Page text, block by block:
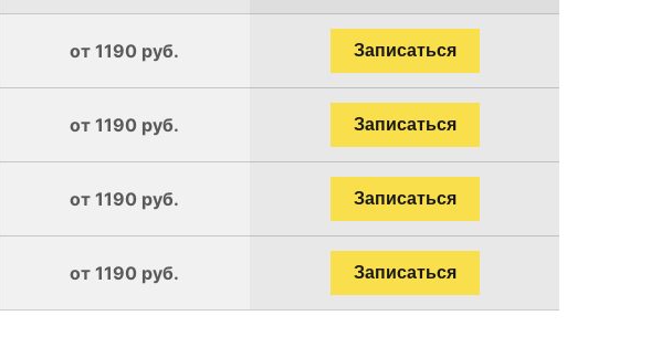
от 1190 руб. Записаться
от 1190 руб. Записаться
от 1190 руб. Записаться
от 1190 руб. Записаться